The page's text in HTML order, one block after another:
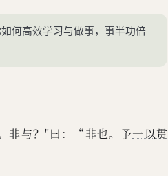
何高效学习与做事，事半功倍
非与？"曰：“非也。予一以贯